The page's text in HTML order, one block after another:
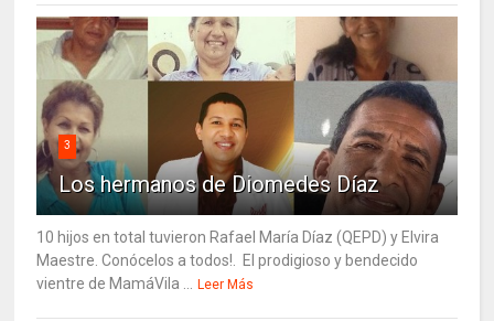
3
Los hermanos de Diomedes Díaz
10 hijos en total tuvieron Rafael María Díaz (QEPD) y Elvira
Maestre. Conócelos a todos!. El prodigioso y bendecido
vientre de MamáVila ...
Leer Más